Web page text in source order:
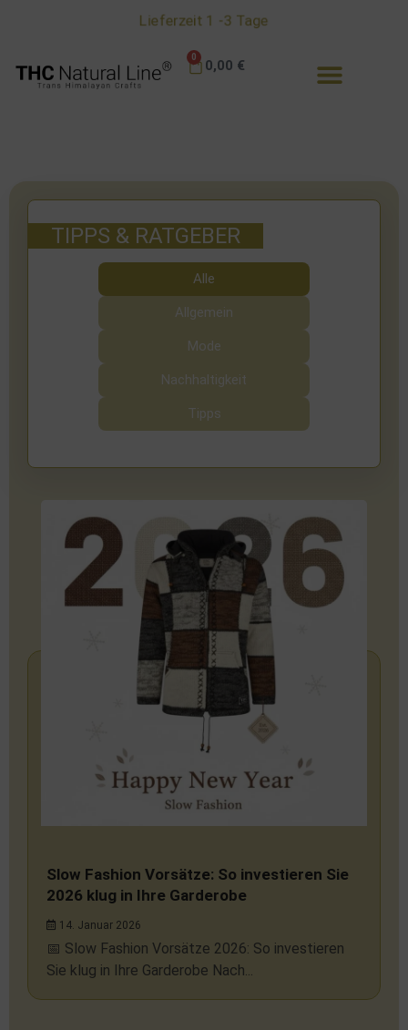
Lieferzeit 1 -3 Tage
0,00 €
0
TIPPS & RATGEBER
Alle
Allgemein
Mode
Nachhaltigkeit
Tipps
Slow Fashion Vorsätze: So investieren Sie
2026 klug in Ihre Garderobe
14. Januar 2026
📅 Slow Fashion Vorsätze 2026: So investieren
Sie klug in Ihre Garderobe Nach...